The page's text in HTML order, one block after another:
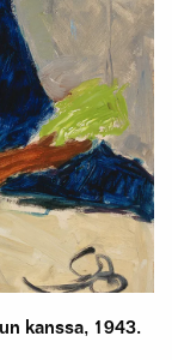
kanssa, 1943.